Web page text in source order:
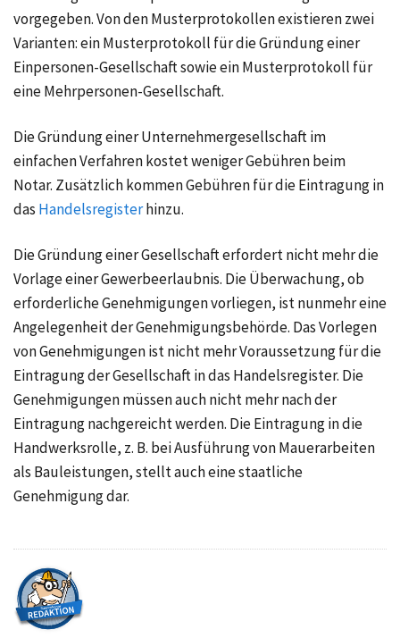
vorgegeben. Von den Musterprotokollen existieren zwei
Varianten: ein Musterprotokoll für die Gründung einer
Einpersonen-Gesellschaft sowie ein Musterprotokoll für
eine Mehrpersonen-Gesellschaft.
Die Gründung einer Unternehmergesellschaft im
einfachen Verfahren kostet weniger Gebühren beim
Notar. Zusätzlich kommen Gebühren für die Eintragung in
das Handelsregisterhinzu.
Die Gründung einer Gesellschaft erfordert nicht mehr die
Vorlage einer Gewerbeerlaubnis. Die Überwachung, ob
erforderliche Genehmigungen vorliegen, ist nunmehr eine
Angelegenheit der Genehmigungsbehörde. Das Vorlegen
von Genehmigungen ist nicht mehr Voraussetzung für die
Eintragung der Gesellschaft in das Handelsregister. Die
Genehmigungen müssen auch nicht mehr nach der
Eintragung nachgereicht werden. Die Eintragung in die
Handwerksrolle, z. B. bei Ausführung von Mauerarbeiten
als Bauleistungen, stellt auch eine staatliche
Genehmigung dar.